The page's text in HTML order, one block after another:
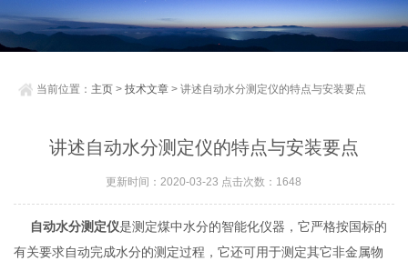
当前位置： 主页 >技术文章 > 讲述自动水分测定仪的特点与安装要点
讲述自动水分测定仪的特点与安装要点
更新时间：2020-03-23 点击次数：1648
自动水分测定仪是测定煤中水分的智能化仪器，它严格按国标的
有关要求自动完成水分的测定过程，它还可用于测定其它非金属物